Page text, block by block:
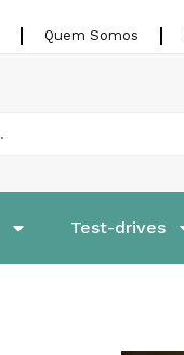
Quem Somos
Test-drives